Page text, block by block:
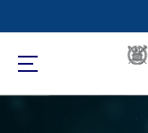
로
메